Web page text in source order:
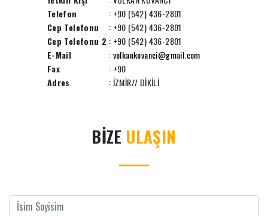
Telefon
: +90 (542) 436-2801
Cep Telefonu
: +90 (542) 436-2801
Cep Telefonu 2 : +90 (542) 436-2801
E-Mail
:volkankovanci@gmail.com
Fax
: +90
Adres
: İZMİR// DİKİLİ
BİZE ULAŞIN